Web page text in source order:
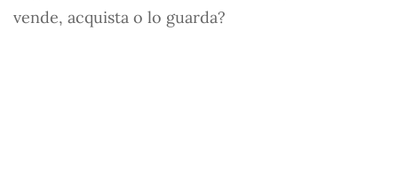
vende, acquista o lo guarda?